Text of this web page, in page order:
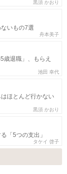
黒須 かおり
いもの7選
舟本美子
歳退職」、もらえ
池田 幸代
ほとんど行かない
黒須 かおり
「5つの支出」
タケイ 啓子